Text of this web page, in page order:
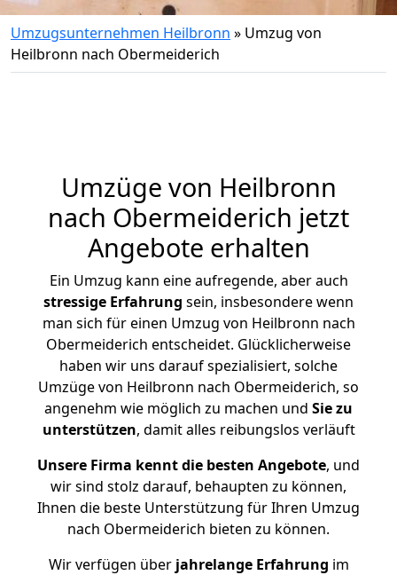
Umzugsunternehmen Heilbronn » Umzug von
Heilbronn nach Obermeiderich
Umzüge von Heilbronn
nach Obermeiderich jetzt
Angebote erhalten
Ein Umzug kann eine aufregende, aber auch
stressige Erfahrung sein, insbesondere wenn
man sich für einen Umzug von Heilbronn nach
Obermeiderich entscheidet. Glücklicherweise
haben wir uns darauf spezialisiert, solche
Umzüge von Heilbronn nach Obermeiderich, so
angenehm wie möglich zu machen und Sie zu
unterstützen, damit alles reibungslos verläuft
Unsere Firma kennt die besten Angebote, und
wir sind stolz darauf, behaupten zu können,
Ihnen die beste Unterstützung für Ihren Umzug
nach Obermeiderich bieten zu können.
Wir verfügen überjahrelange Erfahrung im